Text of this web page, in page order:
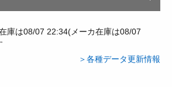
庫は08/07 22:34(メーカ在庫は08/07
＞各種データ更新情報